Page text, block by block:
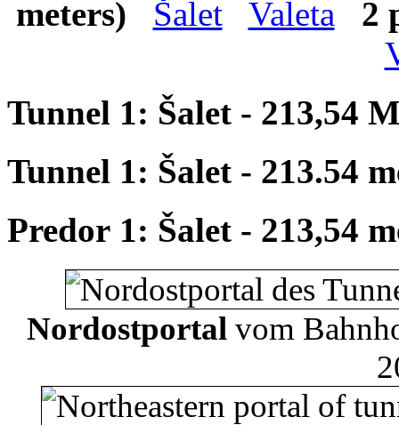
meters)
Šalet Valeta
2
Tunnel 1: Šalet - 213,54
Tunnel 1: Šalet - 213.54
Predor 1: Šalet - 213,54
Nordostportalvom